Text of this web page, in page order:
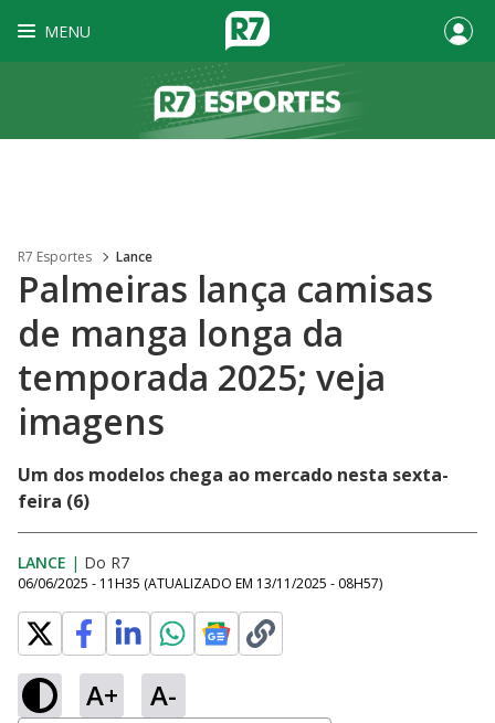
MENU
R7 Esportes Lance
Palmeiras lança camisas
de manga longa da
temporada 2025; veja
imagens
Um dos modelos chega ao mercado nesta sexta-
feira (6)
LANCE | Do R7
06/06/2025 - 11H35 (ATUALIZADO EM 13/11/2025 - 08H57)
A+ A-